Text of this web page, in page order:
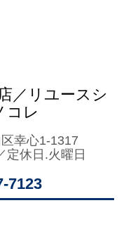
／リユースシ
コレ
幸心1-1317
定休日.火曜日
7123